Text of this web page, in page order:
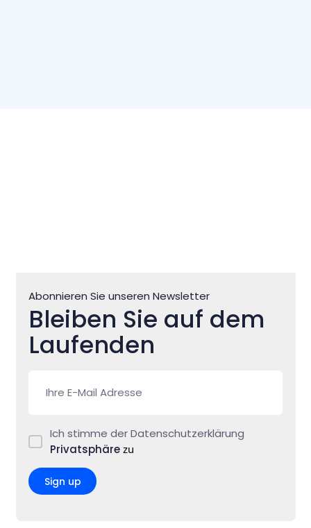
Abonnieren Sie unseren Newsletter
Bleiben Sie auf dem
Laufenden
Ich stimme der Datenschutzerklärung
Privatsphäre zu
Sign up